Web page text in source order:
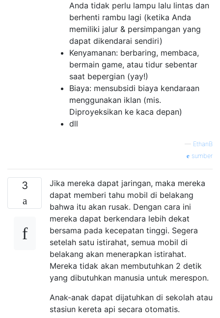
Anda tidak perlu lampu lalu lintas dan
berhenti rambu lagi (ketika Anda
memiliki jalur & persimpangan yang
dapat dikendarai sendiri)
Kenyamanan: berbaring, membaca,
bermain game, atau tidur sebentar
saat bepergian (yay!)
Biaya: mensubsidi biaya kendaraan
menggunakan iklan (mis.
Diproyeksikan ke kaca depan)
dll
— EthanB
sumber
3
Jika mereka dapat jaringan, maka mereka
dapat memberi tahu mobil di belakang
bahwa itu akan rusak. Dengan cara ini
mereka dapat berkendara lebih dekat
bersama pada kecepatan tinggi. Segera
setelah satu istirahat, semua mobil di
belakang akan menerapkan istirahat.
Mereka tidak akan membutuhkan 2 detik
yang dibutuhkan manusia untuk merespon.
Anak-anak dapat dijatuhkan di sekolah atau
stasiun kereta api secara otomatis.